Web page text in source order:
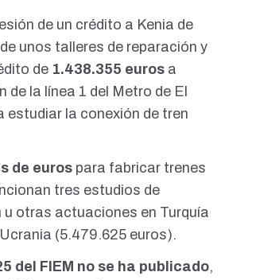
de un crédito a Kenia de
unos talleres de reparación y
de 1.438.355 euros a
la línea 1 del Metro de El
estudiar la conexión de tren
de euros para fabricar trenes
tres estudios de
otras actuaciones en Turquía
(5.479.625 euros).
del FIEM no se ha publicado,